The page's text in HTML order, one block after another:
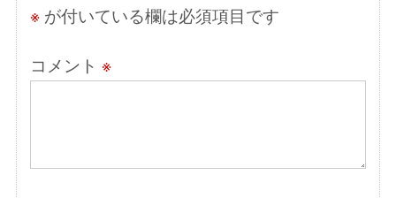
※が付いている欄は必須項目です
コメント ※